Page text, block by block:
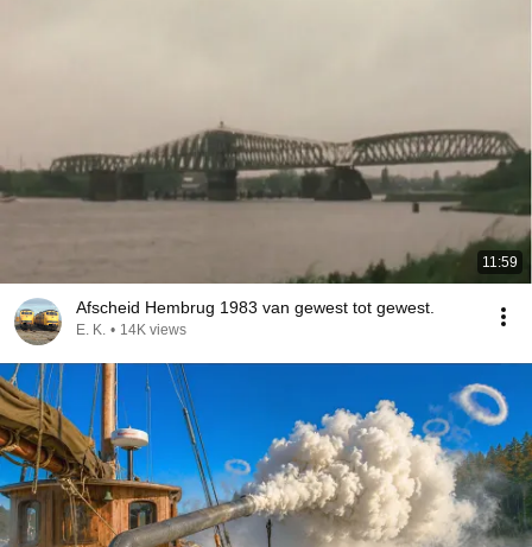
11:59
Afscheid Hembrug 1983 van gewest tot gewest.
E. K. • 14K views